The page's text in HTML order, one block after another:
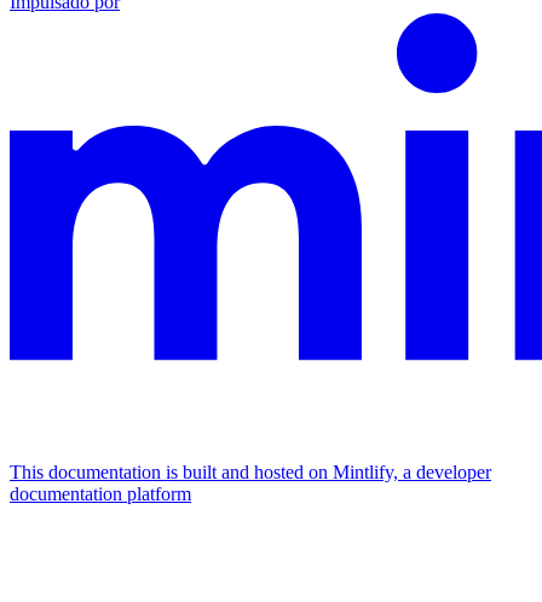
This documentation is built and hosted on Mintlify, a developer
documentation platform